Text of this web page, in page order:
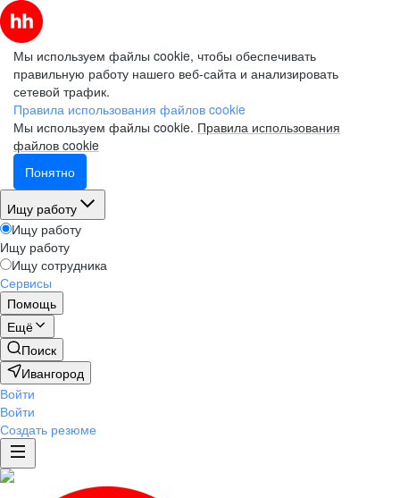
Мы используем файлы cookie, чтобы обеспечивать
правильную работу нашего веб-сайта и анализировать
сетевой трафик.
Правила использования файлов cookie
Мы используем файлы cookie. Правила использования
файлов cookie
Понятно
Ищу работу
Ищу работу
Ищу работу
Ищу сотрудника
Сервисы
Помощь
Ещё
Поиск
Ивангород
Войти
Войти
Создать резюме